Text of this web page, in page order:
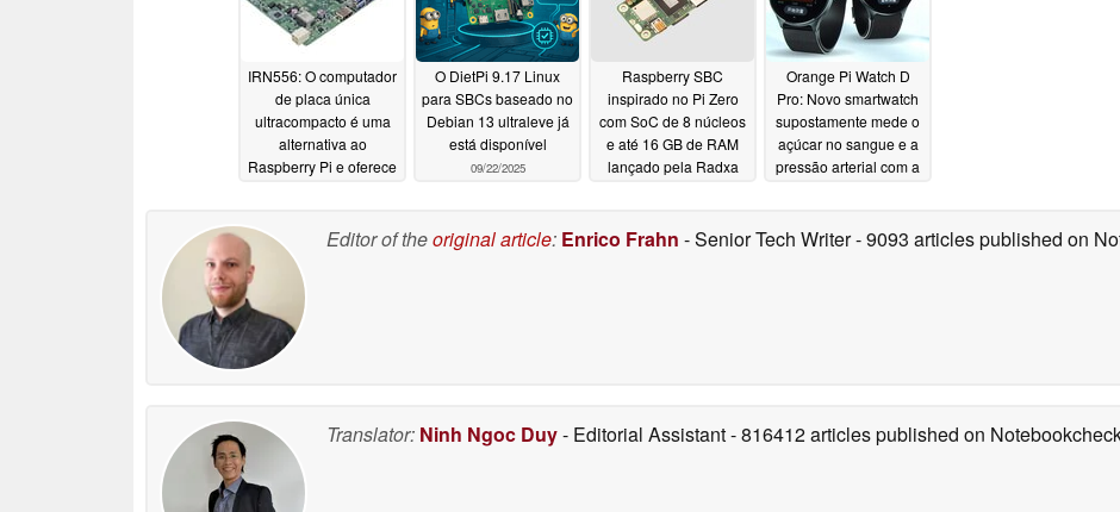
IRN556: O computador
de placa única
ultracompacto é uma
alternativa ao
Raspberry Pi e oferece
O DietPi 9.17 Linux
para SBCs baseado no
Debian 13 ultraleve já
está disponível
09/22/2025
Raspberry SBC
inspirado no Pi Zero
com SoC de 8 núcleos
e até 16 GB de RAM
lançado pela Radxa
Orange Pi Watch D
Pro: Novo smartwatch
supostamente mede o
açúcar no sangue e a
pressão arterial com a
04/02/2024
Editor of theoriginal article: Enrico Frahn - Senior Tech Writer- 9093 articles published on
Translator: Ninh Ngoc Duy- Editorial Assistant- 816412 articles published on